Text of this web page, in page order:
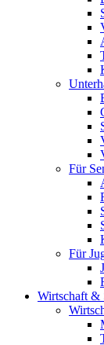
Für
Für
Wirtschaft &